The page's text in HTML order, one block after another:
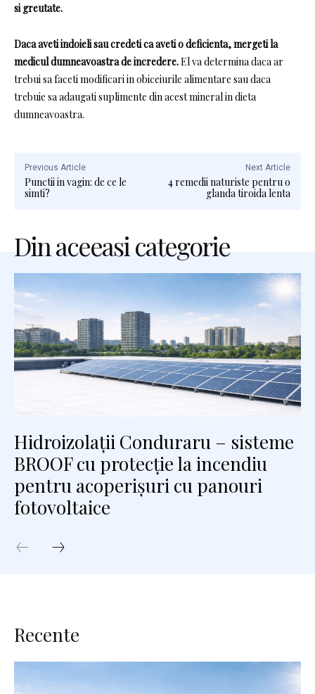
si greutate.
Daca aveti indoieli sau credeti ca aveti o deficienta, mergeti la
medicul dumneavoastra de incredere.El va determina daca ar
trebui sa faceti modificari in obiceiurile alimentare sau daca
trebuie sa adaugati suplimente din acest mineral in dieta
dumneavoastra.
Previous Article
Punctii in vagin: de ce le
simti?
Next Article
4 remedii naturiste pentru o
glanda tiroida lenta
Din aceeasi categorie
Hidroizolații Conduraru – sisteme
BROOF cu protecție la incendiu
pentru acoperișuri cu panouri
fotovoltaice
Recente